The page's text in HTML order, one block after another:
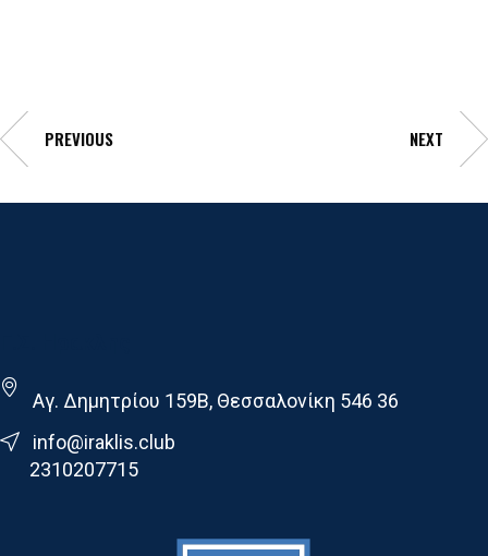
PREVIOUS NEXT
Αγ. Δημητρίου 159Β, Θεσσαλονίκη 546 36
info@iraklis.club
2310207715